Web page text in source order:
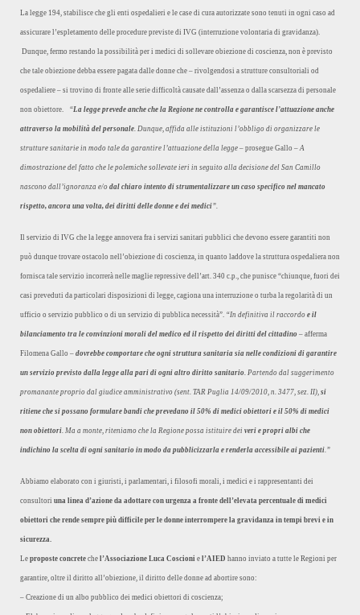
La legge 194, stabilisce che gli enti ospedalieri e le case di cura autorizzate sono tenuti in ogni caso ad
assicurare l’espletamento delle procedure previste di IVG (interruzione volontaria di gravidanza).
Dunque, fermo restando la possibilità per i medici di sollevare obiezione di coscienza, non è previsto
che tale obiezione debba essere pagata dalle donne che – rivolgendosi a strutture consultoriali od
ospedaliere – si trovino di fronte alle serie difficoltà causate dall’assenza o dalla scarsezza di personale
non obiettore. “La legge prevede anche che la Regione ne controlla e garantisce l’attuazione anche
attraverso la mobilità del personale. Dunque, affida alle istituzioni l’obbligo di organizzare le
strutture sanitarie in modo tale da garantire l’attuazione della legge – prosegue Gallo –A
dimostrazione del fatto che le polemiche sollevate ieri in seguito alla decisione del San Camillo
nascono dall’ignoranza e/o dal chiaro intento di strumentalizzare un caso specifico nel mancato
rispetto, ancora una volta, dei diritti delle donne e dei medici”.
Il servizio di IVG che la legge annovera fra i servizi sanitari pubblici che devono essere garantiti non
può dunque trovare ostacolo nell’obiezione di coscienza, in quanto laddove la struttura ospedaliera non
fornisca tale servizio incorrerà nelle maglie repressive dell’art. 340 c.p., che punisce “chiunque, fuori dei
casi preveduti da particolari disposizioni di legge, cagiona una interruzione o turba la regolarità di un
ufficio o servizio pubblico o di un servizio di pubblica necessità”. “In definitiva il raccordo e il
bilanciamento tra le convinzioni morali del medico ed il rispetto dei diritti del cittadino – afferma
Filomena Gallo – dovrebbe comportare che ogni struttura sanitaria sia nelle condizioni di garantire
un servizio previsto dalla legge alla pari di ogni altro diritto sanitario. Partendo dal suggerimento
promanante proprio dal giudice amministrativo (sent. TAR Puglia 14/09/2010, n. 3477, sez. II), si
ritiene che si possano formulare bandi che prevedano il 50% di medici obiettori e il 50% di medici
non obiettori. Ma a monte, riteniamo che la Regione possa istituire dei veri e propri albi che
indichino la scelta di ogni sanitario in modo da pubblicizzarla e renderla accessibile ai pazienti.”
Abbiamo elaborato con i giuristi, i parlamentari, i filosofi morali, i medici e i rappresentanti dei
consultori una linea d’azione da adottare con urgenza a fronte dell’elevata percentuale di medici
obiettori che rende sempre più difficile per le donne interrompere la gravidanza in tempi brevi e in
sicurezza.
Le proposte concrete che l’Associazione Luca Coscioni e l’AIED hanno inviato a tutte le Regioni per
garantire, oltre il diritto all’obiezione, il diritto delle donne ad abortire sono:
– Creazione di un albo pubblico dei medici obiettori di coscienza;